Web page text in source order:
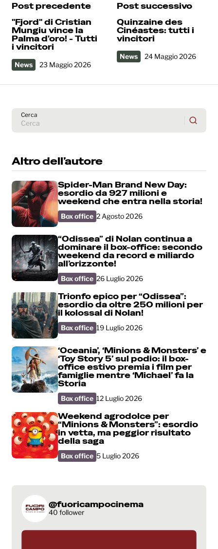
Post precedente
"Fjord" di Cristian
Mungiu vince la
Palma d'oro! - Tutti
i vincitori
News 23 Maggio 2026
Post successivo
Quinzaine des
Cinéastes: tutti i
vincitori
News 24 Maggio 2026
Cerca
Altro dell’autore
Spider-Man Brand New Day:
esordio da 927 milioni e
weekend che entra nella storia!
Box office 2 Agosto 2026
“Odissea” di Nolan continua a
dominare il box-office: secondo
weekend da record e miliardo
all’orizzonte!
Box office 26 Luglio 2026
Trionfo epico per “Odissea”:
esordio da oltre 250 milioni per
il kolossal di Nolan!
Box office 19 Luglio 2026
‘Oceania’, ‘Minions & Monsters’ e
‘Toy Story 5’ sul podio: il box-
office estivo premia i film per
famiglie mentre ‘Michael’ fa la
Storia
Box office 12 Luglio 2026
Weekend agrodolce per
“Minions & Monsters”: esordio
in vetta, ma peggior risultato
della saga
Box office 5 Luglio 2026
@fuoricampocinema
40 follower